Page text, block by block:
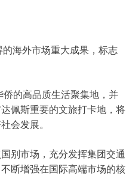
海外市场重大成果，标志
的高品质生活聚集地，并
佩斯重要的文旅打卡地，将
会发展。
别市场，充分发挥集团交通
断增强在国际高端市场的核